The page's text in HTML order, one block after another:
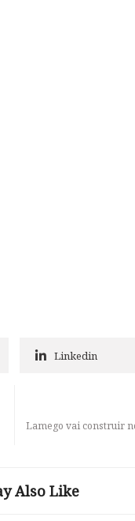
Linkedin
Lamego vai construir
Also Like